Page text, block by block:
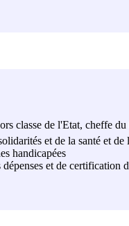
classe de l'Etat, cheffe du
et de la santé et
handicapées
dépenses et de